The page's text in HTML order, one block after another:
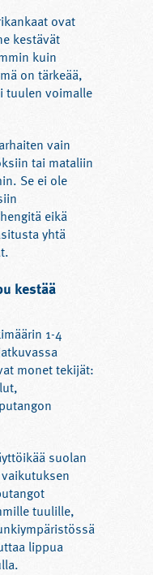
ovat
kestävät
kuin
on tärkeää,
tuulen voimalle
vain
tai mataliin
Se ei ole
eikä
yhtä
kestää
1-4
monet tekijät:
suolan
tuulille,
lippua